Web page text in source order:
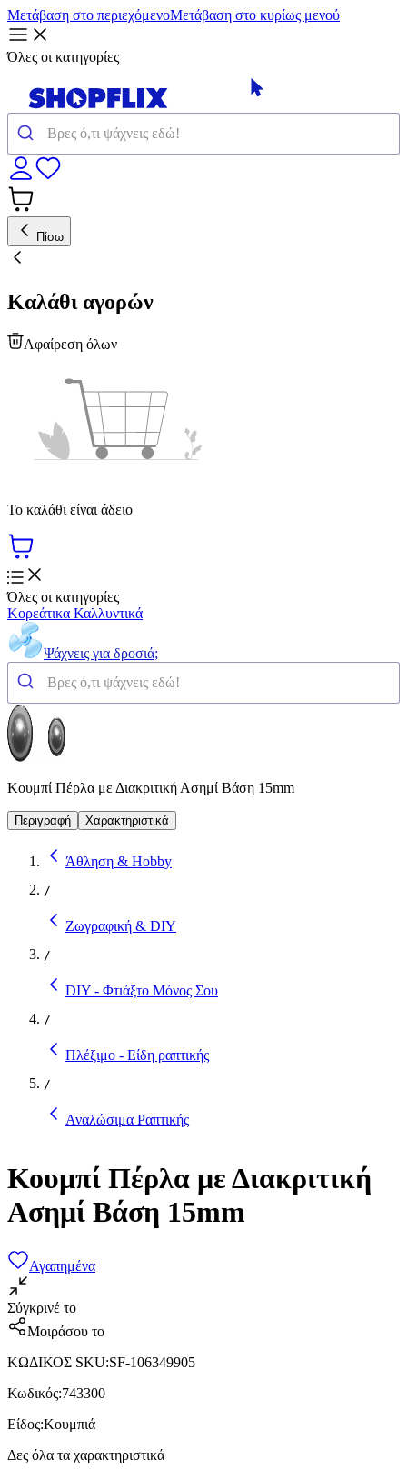
Μετάβαση στο περιεχόμενοΜετάβαση στο κυρίως μενού
Όλες οι κατηγορίες
Πίσω
Καλάθι αγορών
Αφαίρεση όλων
Το καλάθι είναι άδειο
Όλες οι κατηγορίες
Κορεάτικα Καλλυντικά
Ψάχνεις για δροσιά;
Κουμπί Πέρλα με Διακριτική Ασημί Βάση 15mm
Περιγραφή Χαρακτηριστικά
Άθληση & Hobby
/
Ζωγραφική & DIY
/
DIY - Φτιάξτο Μόνος Σου
/
Πλέξιμο - Είδη ραπτικής
/
Αναλώσιμα Ραπτικής
Κουμπί Πέρλα με Διακριτική
Ασημί Βάση 15mm
Αγαπημένα
Σύγκρινέ το
Μοιράσου το
ΚΩΔΙΚΟΣ SKU:SF-106349905
Κωδικός:743300
Είδος:Κουμπιά
Δες όλα τα χαρακτηριστικά